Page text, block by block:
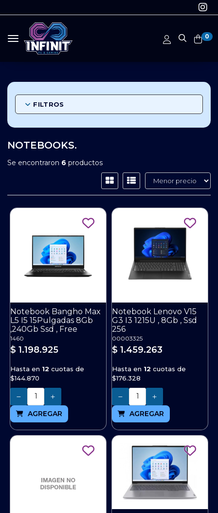
0
Toggle navigation
FILTROS
NOTEBOOKS.
Se encontraron 6 productos
Notebook Bangho Max
L5 I5 15Pulgadas 8Gb
,240Gb Ssd , Free
1460
$ 1.198.925
Hasta en 12 cuotas de
$144.870
Cantidad
AGREGAR
Notebook Lenovo V15
G3 I3 1215U , 8Gb , Ssd
256
00003325
$ 1.459.263
Hasta en 12 cuotas de
$176.328
Cantidad
AGREGAR